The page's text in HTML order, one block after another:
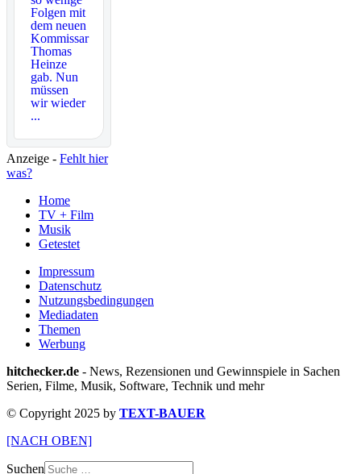
Folgen mit
dem neuen
Kommissar
Thomas
Heinze
gab. Nun
müssen
wir wieder
...
Anzeige - Fehlt hier
was?
Home
TV + Film
Musik
Getestet
Impressum
Datenschutz
Nutzungsbedingungen
Mediadaten
Themen
Werbung
hitchecker.de - News, Rezensionen und Gewinnspiele in Sachen
Serien, Filme, Musik, Software, Technik und mehr
© Copyright 2025 by TEXT-BAUER
[NACH OBEN]
Suchen